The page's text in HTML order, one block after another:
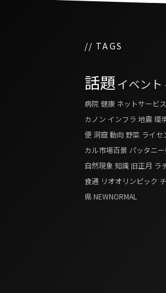
// TAGS
話題イベント
病院 健康 ネットサービス
カノン インフラ 地震環
便洞窟動向 野菜 ライセ
カル市場百景 パッタニ
自然現象 知識 旧正月 ラ
食通 リオオリンピック
県 NEWNORMAL